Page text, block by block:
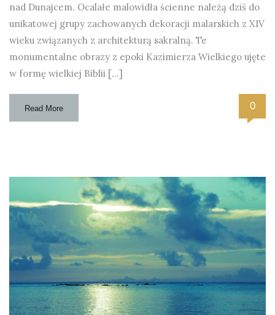
nad Dunajcem. Ocalałe malowidła ścienne należą dziś do
unikatowej grupy zachowanych dekoracji malarskich z XIV
wieku związanych z architekturą sakralną. Te
monumentalne obrazy z epoki Kazimierza Wielkiego ujęte
w formę wielkiej Biblii […]
Read More 0